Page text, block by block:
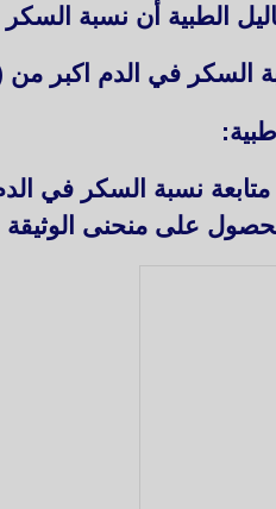
الطبية أن نسبة السكر في الدم
الدم اكبر من (1.8-2 غ/ل) في أي وقت من
نسبة السكر في
على منحنى الوثيقة 1 ص 39.